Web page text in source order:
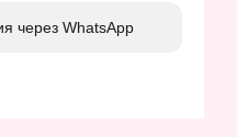
через WhatsApp